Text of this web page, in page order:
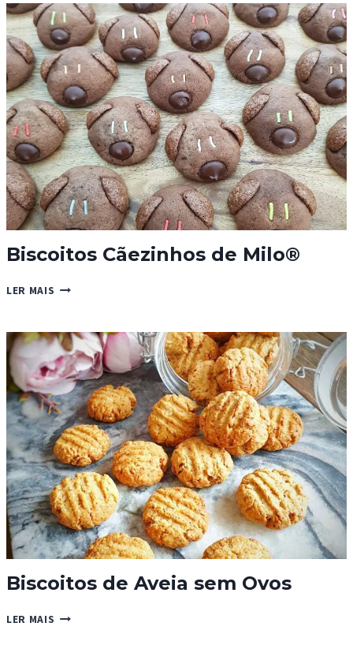
PORCO-
EPINHO
DA
LINA
Biscoitos Cãezinhos de Milo®
LER MAIS BISCOITOS
MILO®
Biscoitos de Aveia sem Ovos
LER MAIS BISCOITOS